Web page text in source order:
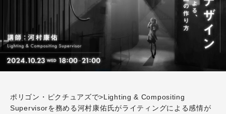
ポリゴン・ピクチュアズで>Lighting & Compositing
Supervisorを務める河村康佑氏がライティングによる感情が